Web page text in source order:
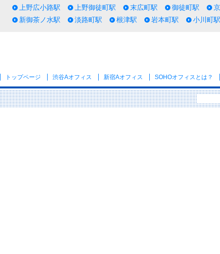
上野広小路駅 上野御徒町駅 末広町駅 御徒町駅
新御茶ノ水駅
淡路町駅 根津駅 岩本町駅 小川町駅
トップページ 渋谷Aオフィス 新宿Aオフィス SOHOオフィス とは？